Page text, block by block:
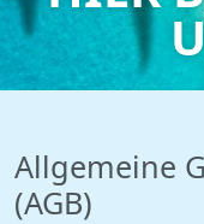
Allgemeine
(AGB)